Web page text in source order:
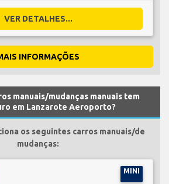
VER DETALHES...
INFORMAÇÕES
manuais/mudanças manuais tem
em Lanzarote Aeroporto?
os seguintes carros manuais/de
mudanças:
MINI